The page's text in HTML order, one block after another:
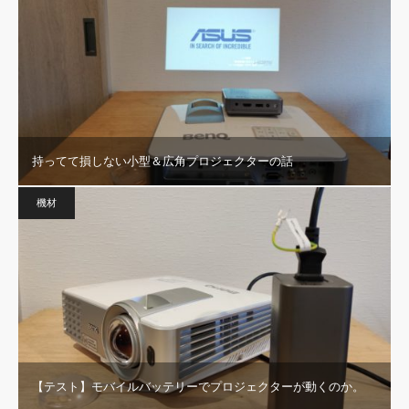
持ってて損しない小型＆広角プロジェクターの話
機材
【テスト】モバイルバッテリーでプロジェクターが動くのか。